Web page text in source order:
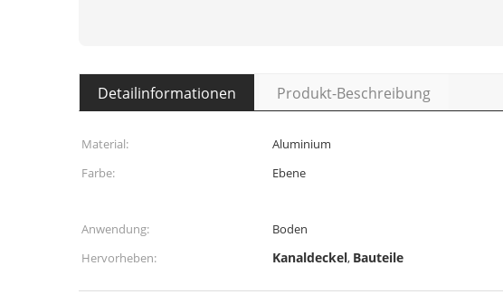
Detailinformationen Produkt-Beschreibung
Material: Aluminium
Farbe:
Ebene
Anwendung:
Boden
Hervorheben:
Kanaldeckel, Bauteile